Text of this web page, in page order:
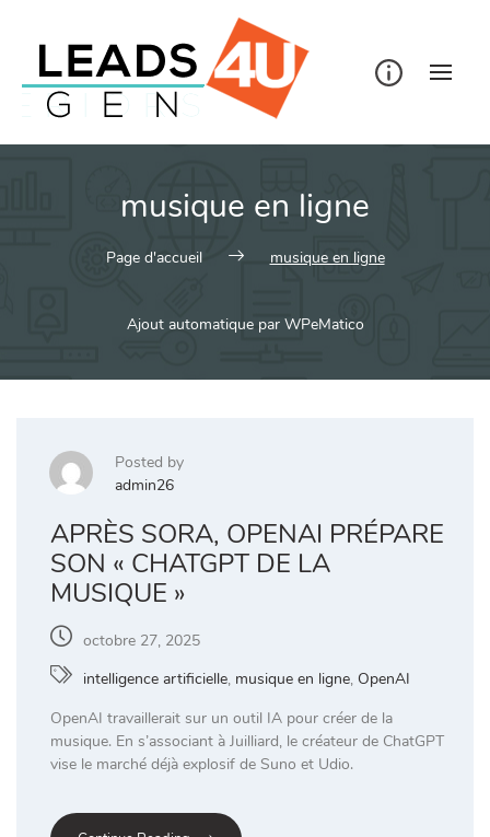
musique en ligne
Page d'accueil musique en ligne
Ajout automatique par WPeMatico
Posted by
admin26
APRÈS SORA, OPENAI PRÉPARE
SON « CHATGPT DE LA
MUSIQUE »
octobre 27, 2025
intelligence artificielle, musique en ligne, OpenAI
OpenAI travaillerait sur un outil IA pour créer de la
musique. En s’associant à Juilliard, le créateur de ChatGPT
vise le marché déjà explosif de Suno et Udio.